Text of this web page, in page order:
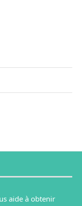
aide à obtenir